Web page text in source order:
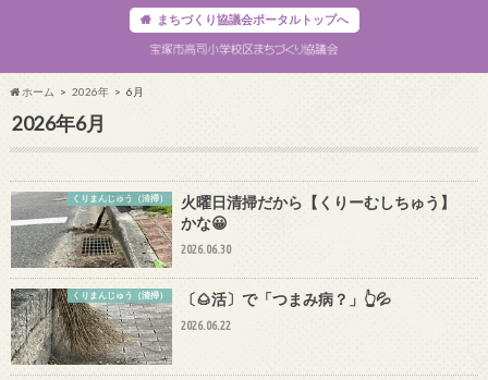
まちづくり協議会ポータルトップへ
ホーム 2026年 6月
2026年6月
くりまんじゅう（清掃）
火曜日清掃だから【くりーむしちゅう】
かな😀
2026.06.30
くりまんじゅう（清掃） 〔🌰活〕で「つまみ病？」👆💦
2026.06.22